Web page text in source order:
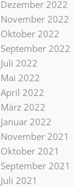
Dezember 2022
November 2022
Oktober 2022
September 2022
Juli 2022
Mai 2022
April 2022
März 2022
Januar 2022
November 2021
Oktober 2021
September 2021
Juli 2021